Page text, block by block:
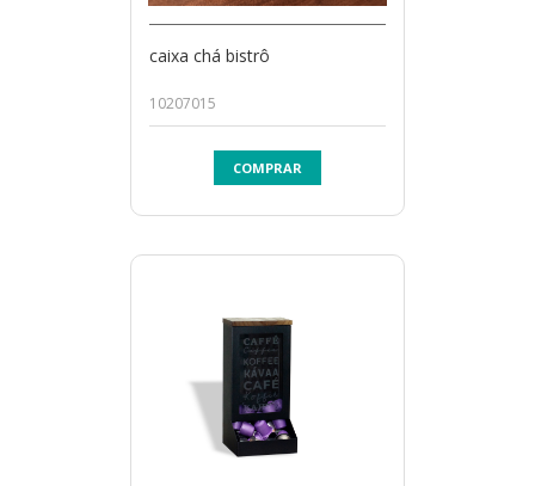
caixa chá bistrô
10207015
COMPRAR